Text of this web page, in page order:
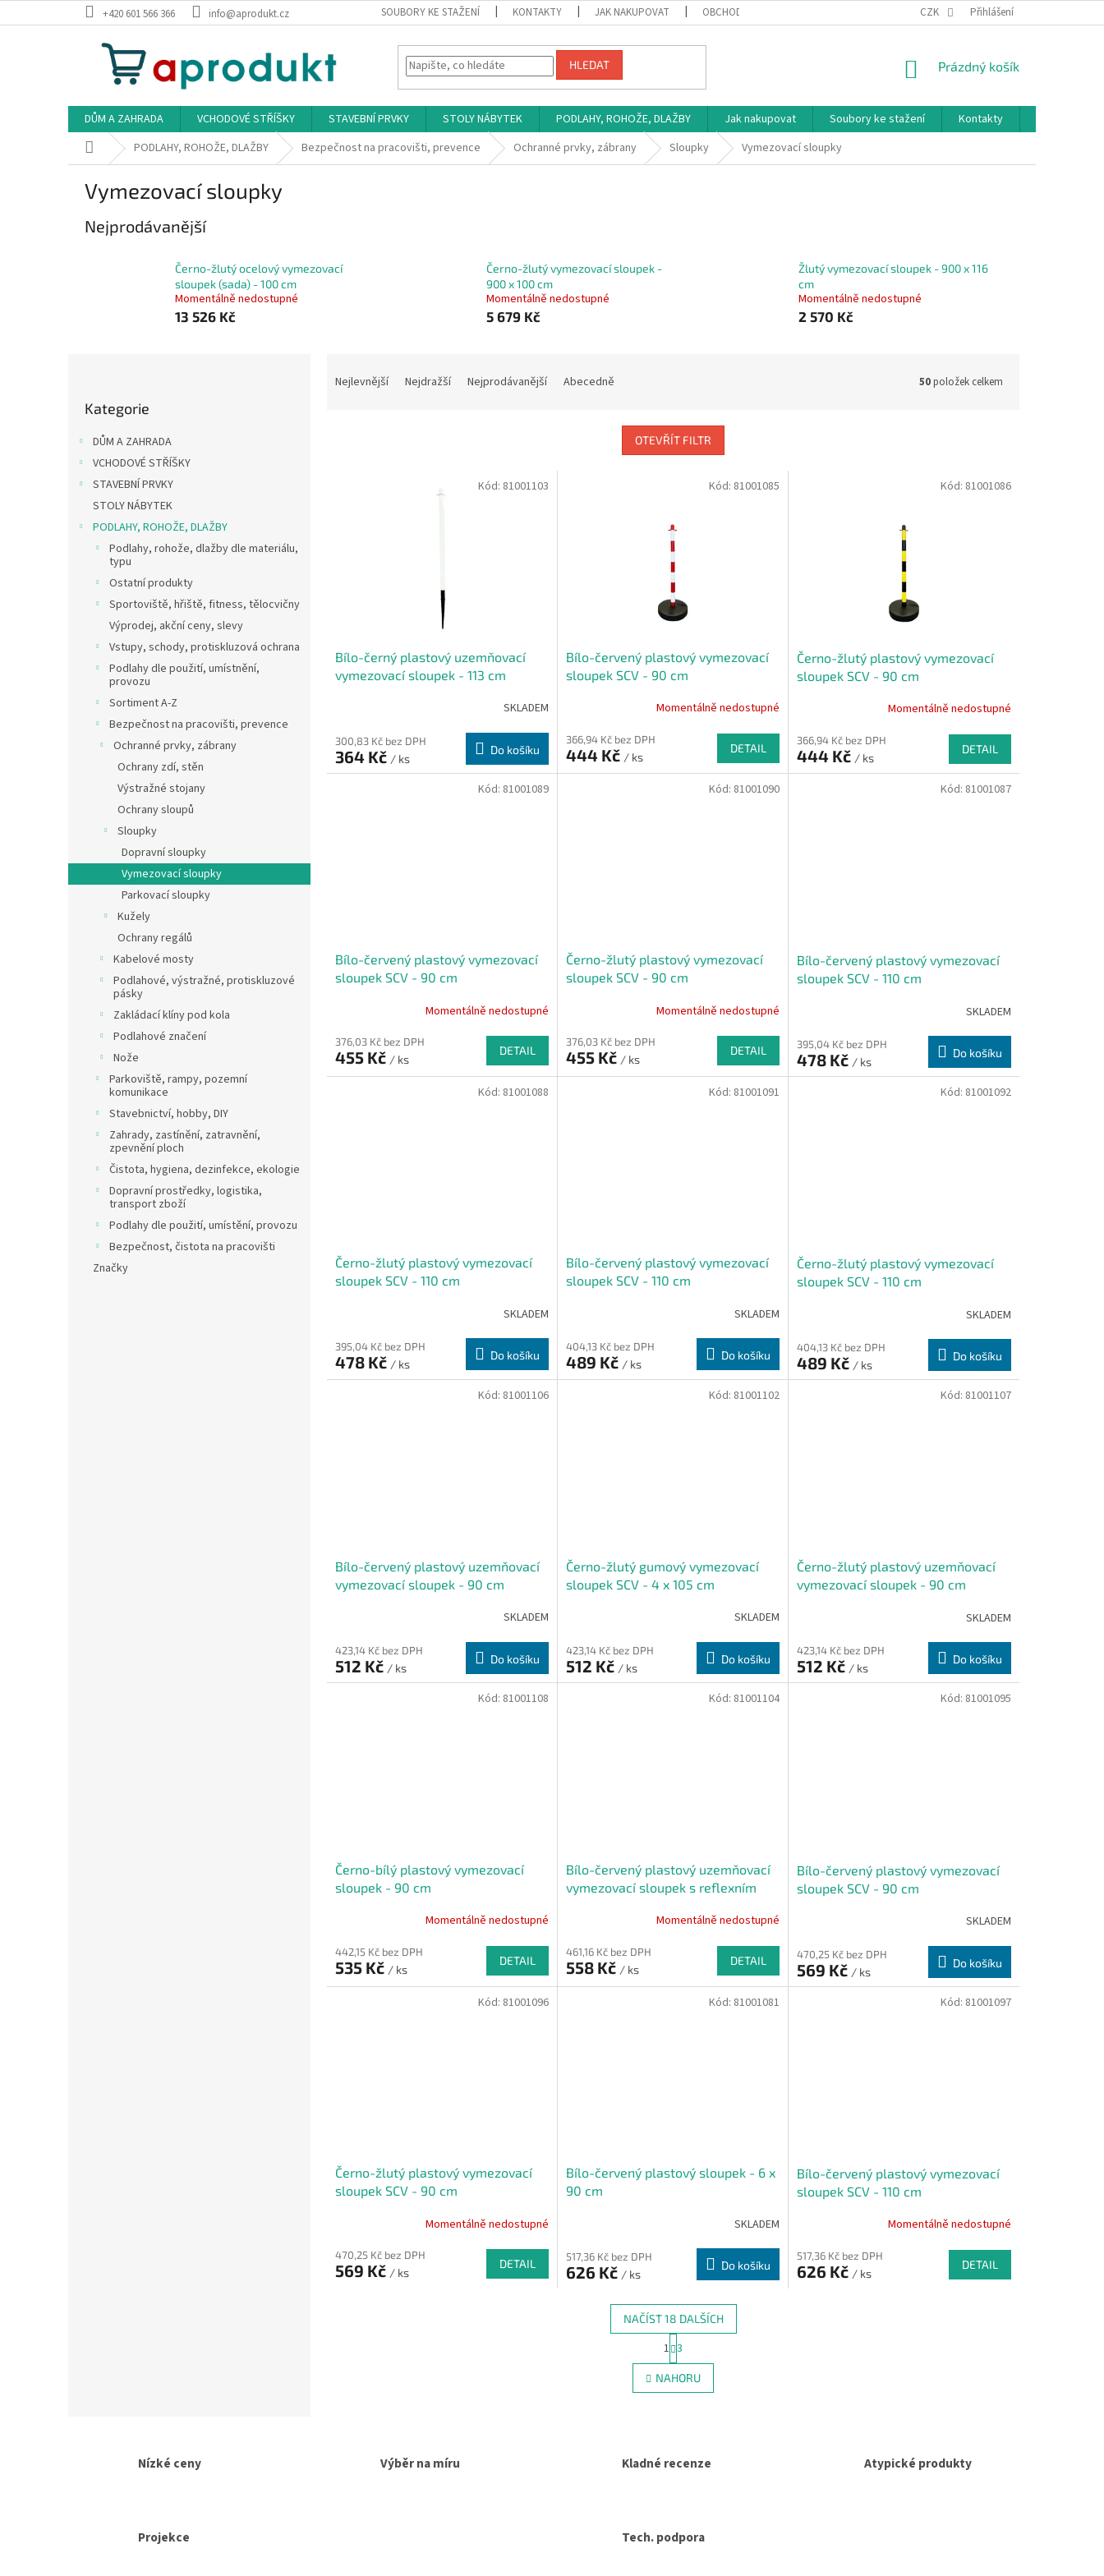
na
+420 601 566 366 info@aprodukt.cz SOUBORY KE STAŽENÍ KONTAKTY JAK NAKUPOVAT OBCHODNÍ PODMÍNKY PODMÍNKY OCHRANY OSOBNÍCH ÚDAJŮ
CZK Přihlášení
HLEDAT
NÁKUPNÍ
Prázdný košík
DŮM A ZAHRADA VCHODOVÉ STŘÍŠKY STAVEBNÍ PRVKY STOLY NÁBYTEK PODLAHY, ROHOŽE, DLAŽBY Jak nakupovat Soubory ke stažení Kontakty
Domů PODLAHY, ROHOŽE, DLAŽBY Bezpečnost na pracovišti, prevence Ochranné prvky, zábrany Sloupky Vymezovací sloupky
Vymezovací sloupky
Nejprodávanější
Černo-žlutý ocelový vymezovací
sloupek (sada) - 100 cm
Momentálně nedostupné
13 526 Kč
Černo-žlutý vymezovací sloupek -
900 x 100 cm
Momentálně nedostupné
5 679 Kč
Žlutý vymezovací sloupek - 900 x 116
cm
Momentálně nedostupné
2 570 Kč
kategorie
Kategorie
DŮM A ZAHRADA
VCHODOVÉ STŘÍŠKY
STAVEBNÍ PRVKY
STOLY NÁBYTEK
PODLAHY, ROHOŽE, DLAŽBY
Podlahy, rohože, dlažby dle materiálu,
typu
Ostatní produkty
Sportoviště, hřiště, fitness, tělocvičny
Výprodej, akční ceny, slevy
Vstupy, schody, protiskluzová ochrana
Podlahy dle použití, umístnění,
provozu
Sortiment A-Z
Bezpečnost na pracovišti, prevence
Ochranné prvky, zábrany
Ochrany zdí, stěn
Výstražné stojany
Ochrany sloupů
Sloupky
Dopravní sloupky
Vymezovací sloupky
Parkovací sloupky
Kužely
Ochrany regálů
Kabelové mosty
Podlahové, výstražné, protiskluzové
pásky
Zakládací klíny pod kola
Podlahové značení
Nože
Parkoviště, rampy, pozemní
komunikace
Stavebnictví, hobby, DIY
Zahrady, zastínění, zatravnění,
zpevnění ploch
Čistota, hygiena, dezinfekce, ekologie
Dopravní prostředky, logistika,
transport zboží
Podlahy dle použití, umístění, provozu
Bezpečnost, čistota na pracovišti
Značky
Nejlevnější Nejdražší Nejprodávanější Abecedně 50položek celkem
OTEVŘÍT FILTR
Bílo-černý plastový uzemňovací
vymezovací sloupek - 113 cm
SKLADEM
300,83 Kč bez DPH
364 Kč / ks
Do košíku
Kód: 81001103
Bílo-červený plastový vymezovací
sloupek SCV - 90 cm
Momentálně nedostupné
366,94 Kč bez DPH
444 Kč / ks
DETAIL
Kód: 81001085
Černo-žlutý plastový vymezovací
sloupek SCV - 90 cm
Momentálně nedostupné
366,94 Kč bez DPH
444 Kč / ks
DETAIL
Kód: 81001086
Bílo-červený plastový vymezovací
sloupek SCV - 90 cm
Momentálně nedostupné
376,03 Kč bez DPH
455 Kč / ks
DETAIL
Kód: 81001089
Černo-žlutý plastový vymezovací
sloupek SCV - 90 cm
Momentálně nedostupné
376,03 Kč bez DPH
455 Kč / ks
DETAIL
Kód: 81001090
Bílo-červený plastový vymezovací
sloupek SCV - 110 cm
SKLADEM
395,04 Kč bez DPH
478 Kč / ks
Do košíku
Kód: 81001087
Černo-žlutý plastový vymezovací
sloupek SCV - 110 cm
SKLADEM
395,04 Kč bez DPH
478 Kč / ks
Do košíku
Kód: 81001088
Bílo-červený plastový vymezovací
sloupek SCV - 110 cm
SKLADEM
404,13 Kč bez DPH
489 Kč / ks
Do košíku
Kód: 81001091
Černo-žlutý plastový vymezovací
sloupek SCV - 110 cm
SKLADEM
404,13 Kč bez DPH
489 Kč / ks
Do košíku
Kód: 81001092
Bílo-červený plastový uzemňovací
vymezovací sloupek - 90 cm
SKLADEM
423,14 Kč bez DPH
512 Kč / ks
Do košíku
Kód: 81001106
Černo-žlutý gumový vymezovací
sloupek SCV - 4 x 105 cm
SKLADEM
423,14 Kč bez DPH
512 Kč / ks
Do košíku
Kód: 81001102
Černo-žlutý plastový uzemňovací
vymezovací sloupek - 90 cm
SKLADEM
423,14 Kč bez DPH
512 Kč / ks
Do košíku
Kód: 81001107
Černo-bílý plastový vymezovací
sloupek - 90 cm
Momentálně nedostupné
442,15 Kč bez DPH
535 Kč / ks
DETAIL
Kód: 81001108
Bílo-červený plastový uzemňovací
vymezovací sloupek s reflexním
Momentálně nedostupné
461,16 Kč bez DPH
558 Kč / ks
DETAIL
Kód: 81001104
Bílo-červený plastový vymezovací
sloupek SCV - 90 cm
SKLADEM
470,25 Kč bez DPH
569 Kč / ks
Do košíku
Kód: 81001095
Černo-žlutý plastový vymezovací
sloupek SCV - 90 cm
Momentálně nedostupné
470,25 Kč bez DPH
569 Kč / ks
DETAIL
Kód: 81001096
Bílo-červený plastový sloupek - 6 x
90 cm
SKLADEM
517,36 Kč bez DPH
626 Kč / ks
Do košíku
Kód: 81001081
Bílo-červený plastový vymezovací
sloupek SCV - 110 cm
Momentálně nedostupné
517,36 Kč bez DPH
626 Kč / ks
DETAIL
Kód: 81001097
O
v
l
í
y
NAČÍST 18 DALŠÍCH
S
t
r
á
n
n
1 3
NAHORU
Nízké ceny Výběr na míru Kladné recenze Atypické produkty
Projekce Tech. podpora